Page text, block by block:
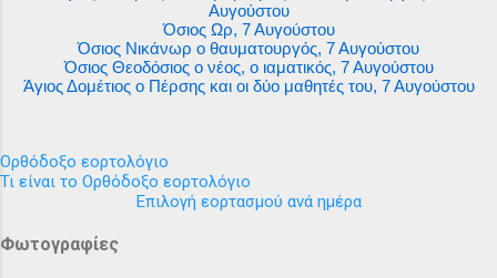
Αυγούστου
Όσιος Ωρ, 7 Αυγούστου
Όσιος Νικάνωρ ο θαυματουργός, 7 Αυγούστου
Όσιος Θεοδόσιος ο νέος, ο ιαματικός, 7 Αυγούστου
Άγιος Δομέτιος ο Πέρσης και οι δύο μαθητές του, 7 Αυγούστου
Ορθόδοξο εορτολόγιο
Τι είναι το Ορθόδοξο εορτολόγιο
Επιλογή εορτασμού ανά ημέρα
Φωτογραφίες